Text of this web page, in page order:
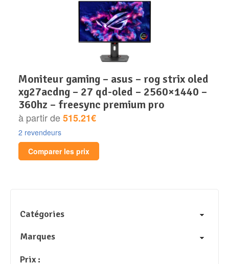
moniteur gaming – asus – rog strix oled
xg27acdng – 27 qd-oled – 2560×1440 –
360hz – freesync premium pro
à partir de515.21€
2 revendeurs
Comparer les prix
Catégories
Marques
Prix :